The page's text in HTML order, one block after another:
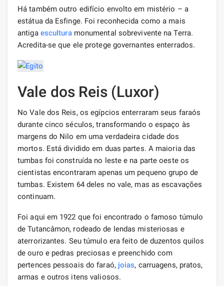
Há também outro edifício envolto em mistério – a
estátua da Esfinge. Foi reconhecida como a mais
antiga esculturamonumental sobrevivente na Terra.
Acredita-se que ele protege governantes enterrados.
Vale dos Reis (Luxor)
No Vale dos Reis, os egípcios enterraram seus faraós
durante cinco séculos, transformando o espaço às
margens do Nilo em uma verdadeira cidade dos
mortos. Está dividido em duas partes. A maioria das
tumbas foi construída no leste e na parte oeste os
cientistas encontraram apenas um pequeno grupo de
tumbas. Existem 64 deles no vale, mas as escavações
continuam.
Foi aqui em 1922 que foi encontrado o famoso túmulo
de Tutancâmon, rodeado de lendas misteriosas e
aterrorizantes. Seu túmulo era feito de duzentos quilos
de ouro e pedras preciosas e preenchido com
pertences pessoais do faraó, joias, carruagens, pratos,
armas e outros itens valiosos.